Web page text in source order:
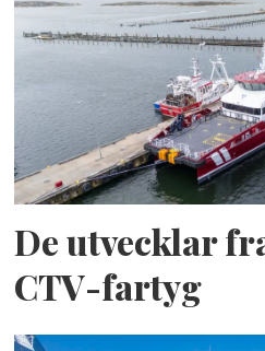
De utvecklar
CTV-fartyg